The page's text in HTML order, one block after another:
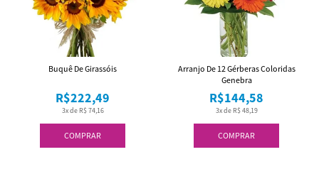
COMPRAR
3x de R$ 74,16
R$222,49
Buquê De Girassóis
COMPRAR
3x de R$ 48,19
R$144,58
Arranjo De 12 Gérberas Coloridas
Genebra